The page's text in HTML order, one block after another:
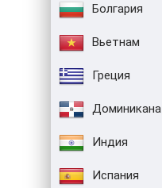
Болгария
Вьетнам
Греция
Доминикана
Индия
Испания